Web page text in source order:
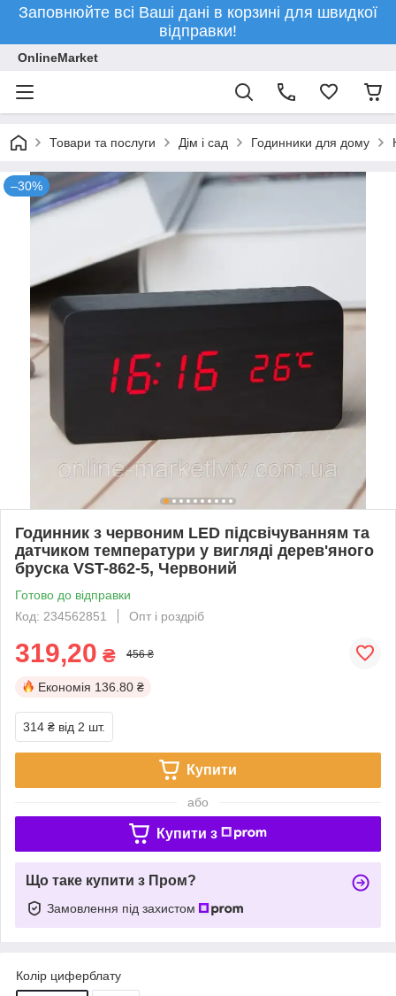
Заповнюйте всі Ваші дані в корзині для швидкої
відправки!
OnlineMarket
Товари та послуги Дім і сад Годинники для дому
–30%
Годинник з червоним LED підсвічуванням та
датчиком температури у вигляді дерев'яного
бруска VST-862-5, Червоний
Готово до відправки
Код: 234562851
Опт і роздріб
319,20 ₴ 456 ₴
Економія 136.80 ₴
314 ₴ від 2 шт.
Купити
або
Купити з
Що таке купити з Пром?
Замовлення під захистом
Колір циферблату